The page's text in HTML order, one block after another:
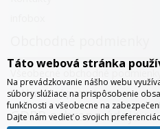
Všeobecné obchodné podmienky
Reklamačný poriadok
GDPR ochrana údajov
Táto webová stránka
Na prevádzkovanie nášho webu
súbory slúžiace na prispôsobenie
funkčnosti a všeobecne na
Dajte nám vedieť o svojich